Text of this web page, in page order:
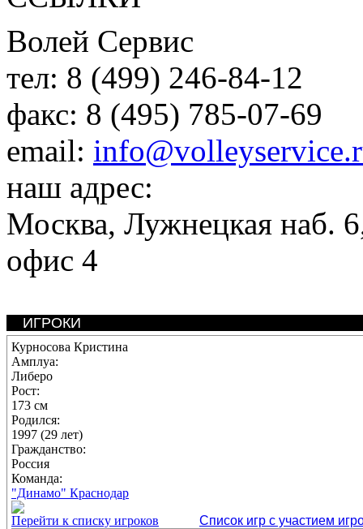
Волей Сервис
тел: 8 (499) 246-84-12
факс: 8 (495) 785-07-69
email:
наш адрес:
Москва, Лужнецкая наб.
офис 4
ИГРОКИ
Курносова Кристина
Амплуа:
Либеро
Рост:
173 см
Родился:
1997 (29 лет)
Гражданство:
Россия
Команда:
"Динамо" Краснодар
Перейти к списку игроков
Список игр с участием